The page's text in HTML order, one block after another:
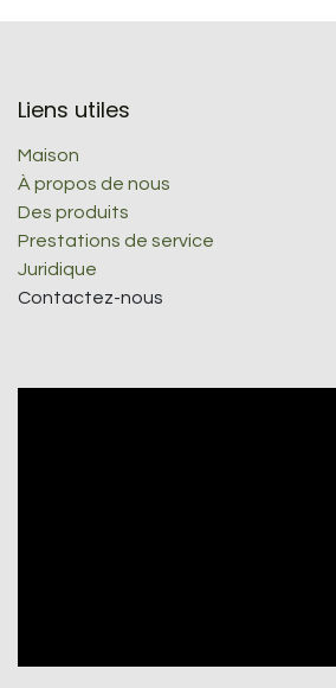
Liens utiles
Maison
À propos de nous
Des produits
Prestations de service
Juridique
Contactez-nous